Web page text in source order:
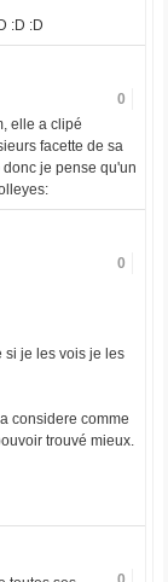
:D :D
0
elle a clipé
facette de sa
je pense qu'un
0
si je les vois je les
considere comme
trouvé mieux.